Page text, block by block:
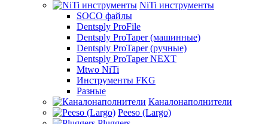
NiTi инструменты
SOCO файлы
Dentsply ProFile
Dentsply ProTaper (машинные)
Dentsply ProTaper (ручные)
Dentsply ProTaper NEXT
Mtwo NiTi
Инструменты FKG
Разные
Каналонаполнители
Peeso (Largo)